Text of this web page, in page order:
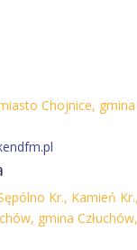
Chojnice,
Kr., Kamień
gmina